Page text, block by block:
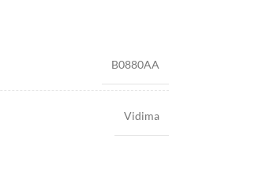
B0880AA
Vidima